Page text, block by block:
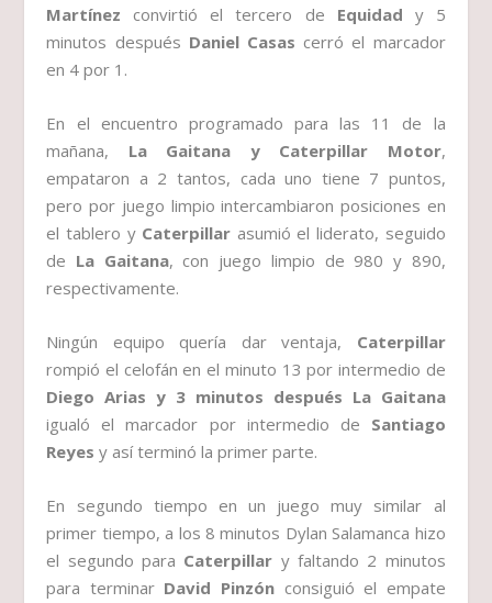
Martínez convirtió el tercero de Equidad y 5
minutos después Daniel Casas cerró el marcador
en 4 por 1.
En el encuentro programado para las 11 de la
mañana, La Gaitana y Caterpillar Motor,
empataron a 2 tantos, cada uno tiene 7 puntos,
pero por juego limpio intercambiaron posiciones en
el tablero y Caterpillar asumió el liderato, seguido
de La Gaitana, con juego limpio de 980 y 890,
respectivamente.
Ningún equipo quería dar ventaja, Caterpillar
rompió el celofán en el minuto 13 por intermedio de
Diego Arias y 3 minutos después La Gaitana
igualó el marcador por intermedio de Santiago
Reyesy así terminó la primer parte.
En segundo tiempo en un juego muy similar al
primer tiempo, a los 8 minutos Dylan Salamanca hizo
el segundo para Caterpillar y faltando 2 minutos
para terminar David Pinzón consiguió el empate